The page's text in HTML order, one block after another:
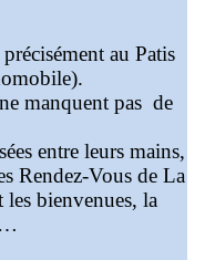
au Patis
manquent pas de
entre leurs mains,
Rendez-Vous de La
bienvenues, la